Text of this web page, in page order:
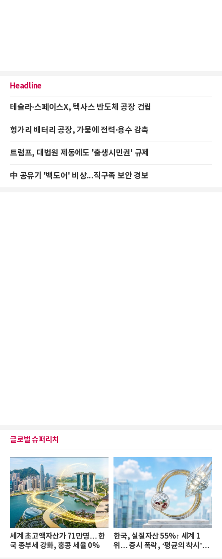
Headline
테슬라·스페이스X, 텍사스 반도체 공장 건립
헝가리 배터리 공장, 가뭄에 전력·용수 감축
트럼프, 대법원 제동에도 '출생시민권' 규제
中 공유기 '백도어' 비상...직구족 보안 경보
글로벌 슈퍼리치
세계 초고액자산가 71만명… 한
국 종부세 강화, 홍콩 세율 0%
한국, 실질자산 55%↑ 세계 1
위… 증시 폭락, ‘평균의 착시’와